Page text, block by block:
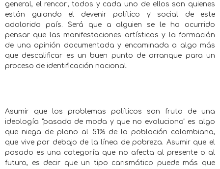
general, el rencor; todos y cada uno de ellos son quienes
están guiando el devenir político y social de este
adolorido país. Será que a alguien se le ha ocurrido
pensar que las manifestaciones artísticas y la formación
de una opinión documentada y encaminada a algo más
que descalificar es un buen punto de arranque para un
proceso de identificación nacional.
Asumir que los problemas políticos son fruto de una
ideología "pasada de moda y que no evoluciona" es algo
que niega de plano al 51% de la población colombiana,
que vive por debajo de la línea de pobreza. Asumir que el
pasado es una categoría que no afecta al presente o al
futuro, es decir que un tipo carismático puede más que